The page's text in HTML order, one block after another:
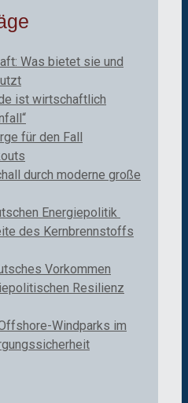
Was bietet sie und
ist wirtschaftlich
für den Fall
durch moderne große
Energiepolitik
des Kernbrennstoffs
Vorkommen
Resilienz
Windparks im